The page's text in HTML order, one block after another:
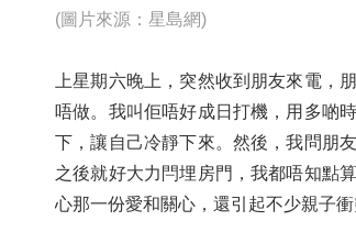
(圖片來源：星島網)
上星期六晚上，突然收到朋友來電，
唔做。我叫佢唔好成日打機，用多啲
下，讓自己冷靜下來。然後，我問朋
之後就好大力閂埋房門，我都唔知點
心那一份愛和關心，還引起不少親子衝